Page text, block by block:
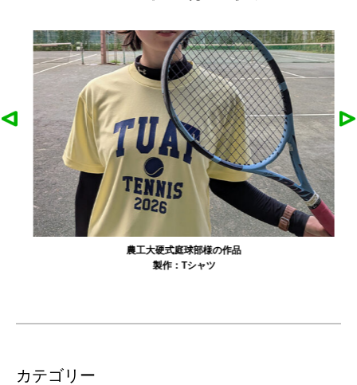
農工大硬式庭球部様の作品
製作：Tシャツ
カテゴリー